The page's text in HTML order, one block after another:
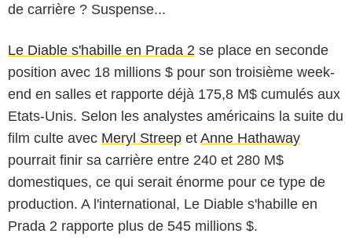
de carrière ? Suspense...
Le Diable s'habille en Prada 2 se place en seconde
position avec 18 millions $ pour son troisième week-
end en salles et rapporte déjà 175,8 M$ cumulés aux
Etats-Unis. Selon les analystes américains la suite du
film culte avec Meryl Streep et Anne Hathaway
pourrait finir sa carrière entre 240 et 280 M$
domestiques, ce qui serait énorme pour ce type de
production. A l'international, Le Diable s'habille en
Prada 2 rapporte plus de 545 millions $.